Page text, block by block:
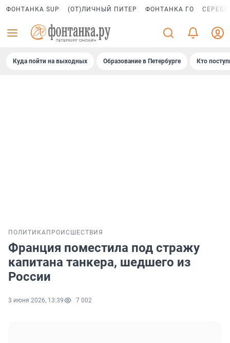
ФОНТАНКА SUP (ОТ)ЛИЧНЫЙ ПИТЕР ФОНТАНКА ГО
Куда пойти на выходных Образование в Петербурге Кто
ПОЛИТИКА ПРОИСШЕСТВИЯ
Франция поместила под стражу
капитана танкера, шедшего из
России
3 июня 2026, 13:39 7 002